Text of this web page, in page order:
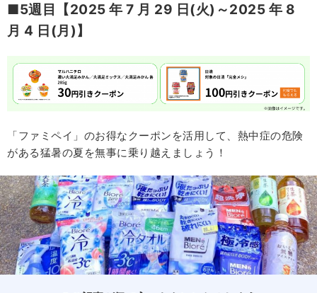
■5週目【2025 年 7 月 29 日(火)～2025 年 8
月 4 日(月)】
「ファミペイ」のお得なクーポンを活用して、熱中症の危険
がある猛暑の夏を無事に乗り越えましょう！